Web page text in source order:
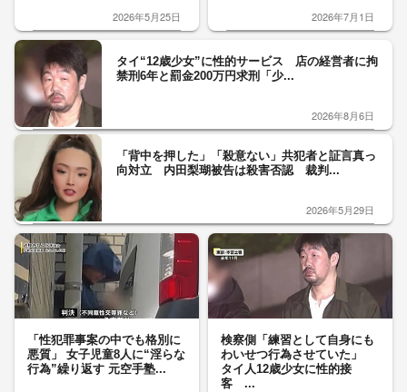
2026年5月25日 2026年7月1日
タイ“12歳少女”に性的サービス 店の経営者に拘
禁刑6年と罰金200万円求刑「少...
2026年8月6日
「背中を押した」「殺意ない」共犯者と証言真っ
向対立 内田梨瑚被告は殺害否認 裁判...
2026年5月29日
「性犯罪事案の中でも格別に
悪質」 女子児童8人に“淫らな
行為”繰り返す 元空手塾...
検察側「練習として自身にも
わいせつ行為させていた」
タイ人12歳少女に性的接
客 ...